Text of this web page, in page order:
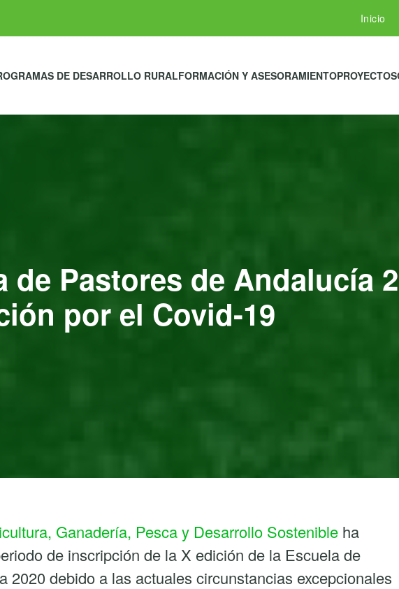
Inicio
DE DESARROLLO RURALFORMACIÓN Y ASESORAMIENTOPROYECTOS
de Pastores de Andalucía
por el Covid-19
Ganadería, Pesca y Desarrollo Sostenible ha
de inscripción de la X edición de la Escuela de
2020 debido a las actuales circunstancias excepcionales